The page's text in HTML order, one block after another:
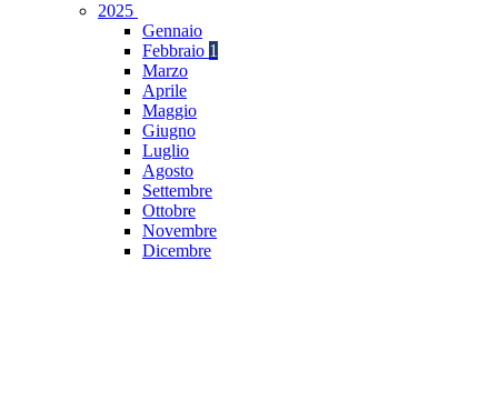
2025
Gennaio
Febbraio 1
Marzo
Aprile
Maggio
Giugno
Luglio
Agosto
Settembre
Ottobre
Novembre
Dicembre